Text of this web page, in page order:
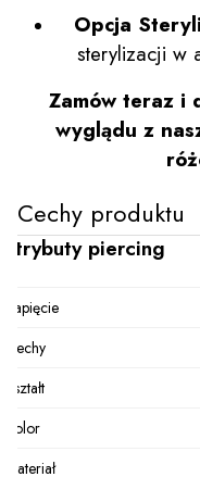
Opcja
sterylizacji w
Zamów teraz i
wyglądu z
Cechy produktu
Atrybuty piercing
Zapięcie
Cechy
Kształt
Kolor
Materiał